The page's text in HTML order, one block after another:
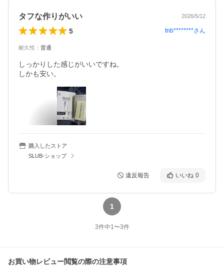
タフな作りがいい 2026/5/12
5 tnb********さん
耐久性 ： 普通
しっかりした感じがいいですね。
しかも安い。
購入したストア
SLUB-ショップ
違反報告 いいね 0
1
3件中1〜3件
お買い物レビュー閲覧の際の注意事項